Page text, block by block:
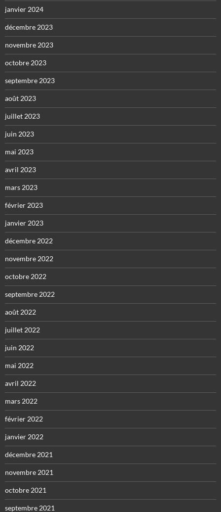
janvier 2024
décembre 2023
novembre 2023
octobre 2023
septembre 2023
août 2023
juillet 2023
juin 2023
mai 2023
avril 2023
mars 2023
février 2023
janvier 2023
décembre 2022
novembre 2022
octobre 2022
septembre 2022
août 2022
juillet 2022
juin 2022
mai 2022
avril 2022
mars 2022
février 2022
janvier 2022
décembre 2021
novembre 2021
octobre 2021
septembre 2021